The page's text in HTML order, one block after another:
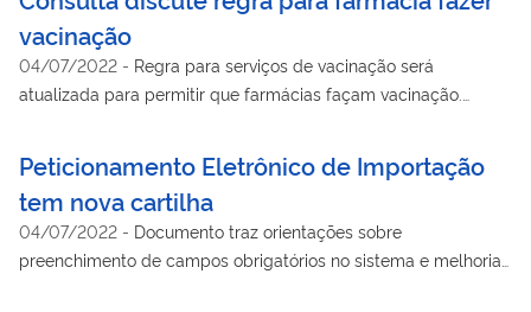
vacinação
04/07/2022 - Regra para serviços de vacinação será
atualizada para permitir que farmácias façam vacinação.
Peticionamento Eletrônico de Importação
tem nova cartilha
04/07/2022 - Documento traz orientações sobre
preenchimento de campos obrigatórios no sistema e melhorias